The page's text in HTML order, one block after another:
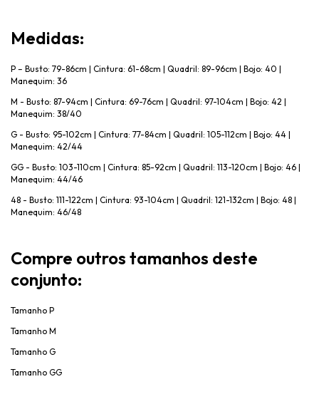
Medidas:
P – Busto: 79-86cm | Cintura: 61-68cm | Quadril: 89-96cm | Bojo: 40 |
Manequim: 36
M - Busto: 87-94cm | Cintura: 69-76cm | Quadril: 97-104cm | Bojo: 42 |
Manequim: 38/40
G - Busto: 95-102cm | Cintura: 77-84cm | Quadril: 105-112cm | Bojo: 44 |
Manequim: 42/44
GG - Busto: 103-110cm | Cintura: 85-92cm | Quadril: 113-120cm | Bojo: 46 |
Manequim: 44/46
48 - Busto: 111-122cm | Cintura: 93-104cm | Quadril: 121-132cm | Bojo: 48 |
Manequim: 46/48
Compre outros tamanhos deste
conjunto:
Tamanho P
Tamanho M
Tamanho G
Tamanho GG